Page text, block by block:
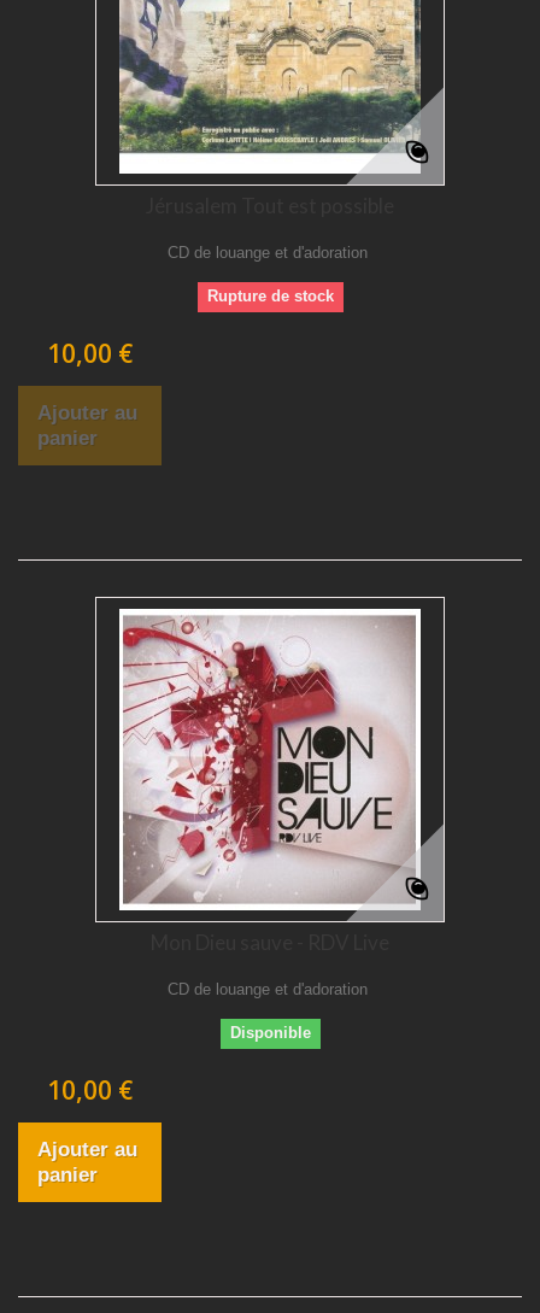
CD de louange et d'adoration
Rupture de stock
10,00 €
Ajouter au
panier
CD de louange et d'adoration
Disponible
10,00 €
Ajouter au
panier